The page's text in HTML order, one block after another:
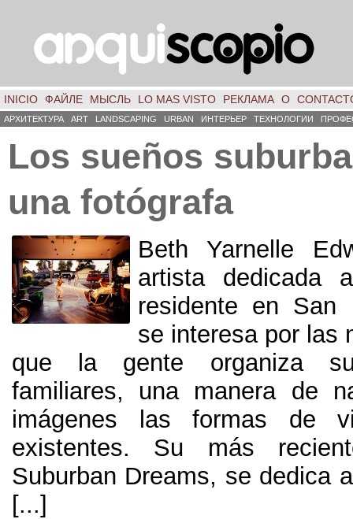
INICIO ФАЙЛЕ МЫСЛЬ LO MAS VISTO РЕКЛАМА О
АРХИТЕКТУРА ART LANDSCAPING URBAN ИНТЕРЬЕР ТЕХНОЛОГИИ
Los sueños
una fotógrafa
Beth Yarnelle
artista dedicada
residente en San
se interesa por las
que la gente organiza
familiares, una manera de
imágenes las formas de
existentes. Su más
Suburban Dreams, se dedica
[...]